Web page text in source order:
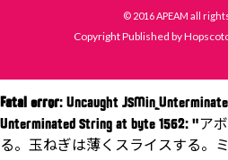
© 2016 APEAM all
Copyright Published by
Fatal error: Uncaught
Unterminated String at byte 1562: "ア
る。玉ねぎは薄くスライスする。